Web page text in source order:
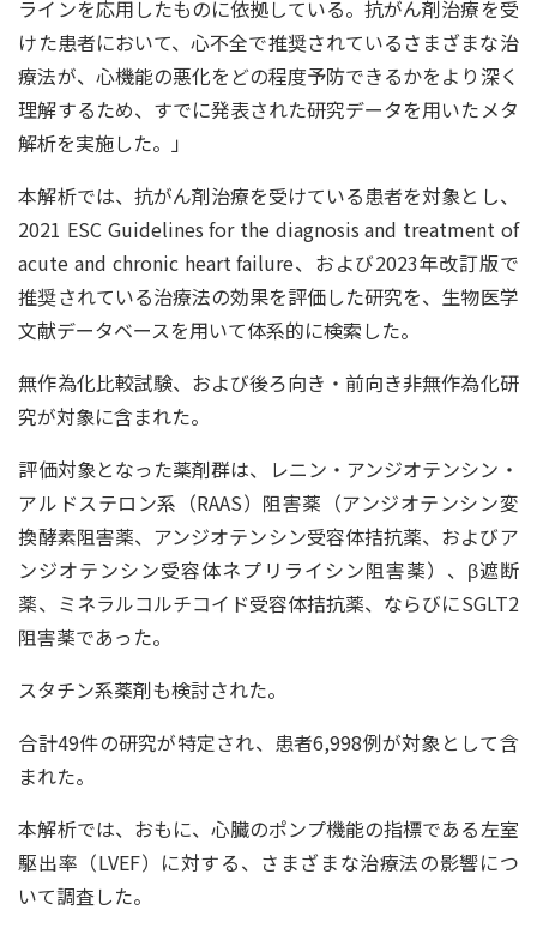
ラインを応用したものに依拠している。抗がん剤治療を受
けた患者において、心不全で推奨されているさまざまな治
療法が、心機能の悪化をどの程度予防できるかをより深く
理解するため、すでに発表された研究データを用いたメタ
解析を実施した。」
本解析では、抗がん剤治療を受けている患者を対象とし、
2021 ESC Guidelines for the diagnosis and treatment of
acute and chronic heart failure、および2023年改訂版で
推奨されている治療法の効果を評価した研究を、生物医学
文献データベースを用いて体系的に検索した。
無作為化比較試験、および後ろ向き・前向き非無作為化研
究が対象に含まれた。
評価対象となった薬剤群は、レニン・アンジオテンシン・
アルドステロン系（RAAS）阻害薬（アンジオテンシン変
換酵素阻害薬、アンジオテンシン受容体拮抗薬、およびア
ンジオテンシン受容体ネプリライシン阻害薬）、β遮断
薬、ミネラルコルチコイド受容体拮抗薬、ならびにSGLT2
阻害薬であった。
スタチン系薬剤も検討された。
合計49件の研究が特定され、患者6,998例が対象として含
まれた。
本解析では、おもに、心臓のポンプ機能の指標である左室
駆出率（LVEF）に対する、さまざまな治療法の影響につ
いて調査した。